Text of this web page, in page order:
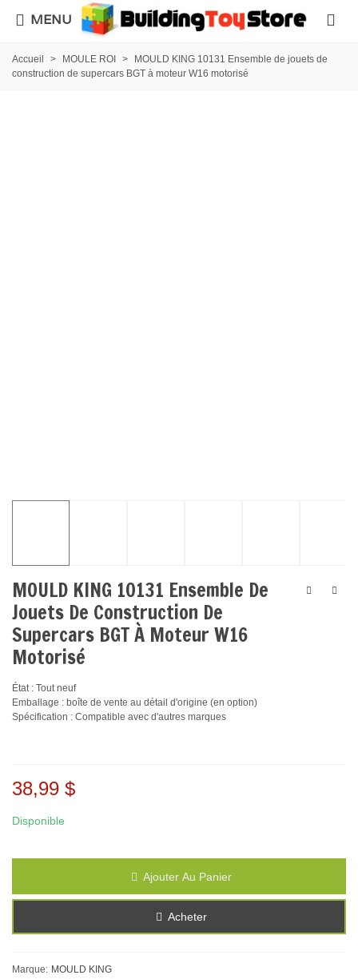
MENU
Accueil > MOULE ROI >
MOULD KING 10131 Ensemble de jouets de
construction de supercars BGT à moteur W16 motorisé
MOULD KING 10131 Ensemble De
Jouets De Construction De
Supercars BGT À Moteur W16
Motorisé
État : Tout neuf
Emballage : boîte de vente au détail d'origine (en option)
Spécification : Compatible avec d'autres marques
38,99 $
Disponible
Ajouter Au Panier
Acheter
Marque: MOULD KING